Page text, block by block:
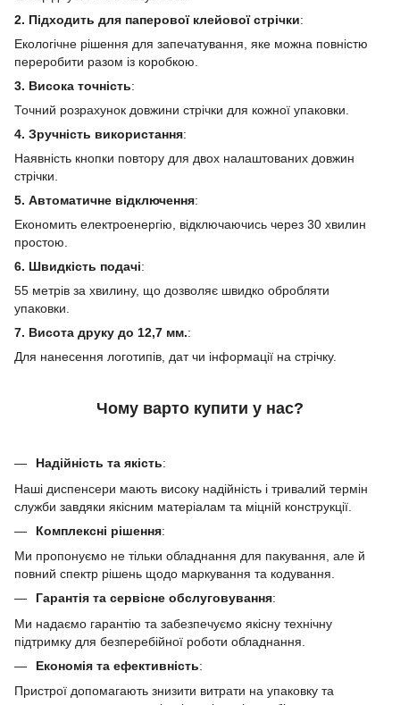
2. Підходить для паперової клейової стрічки:
Екологічне рішення для запечатування, яке можна повністю
переробити разом із коробкою.
3. Висока точність:
Точний розрахунок довжини стрічки для кожної упаковки.
4. Зручність використання:
Наявність кнопки повтору для двох налаштованих довжин
стрічки.
5. Автоматичне відключення:
Економить електроенергію, відключаючись через 30 хвилин
простою.
6. Швидкість подачі:
55 метрів за хвилину, що дозволяє швидко обробляти
упаковки.
7. Висота друку до 12,7 мм.:
Для нанесення логотипів, дат чи інформації на стрічку.
Чому варто купити у нас?
Надійність та якість:
Наші диспенсери мають високу надійність і тривалий термін
служби завдяки якісним матеріалам та міцній конструкції.
Комплексні рішення:
Ми пропонуємо не тільки обладнання для пакування, але й
повний спектр рішень щодо маркування та кодування.
Гарантія та сервісне обслуговування:
Ми надаємо гарантію та забезпечуємо якісну технічну
підтримку для безперебійної роботи обладнання.
Економія та ефективність:
Пристрої допомагають знизити витрати на упаковку та